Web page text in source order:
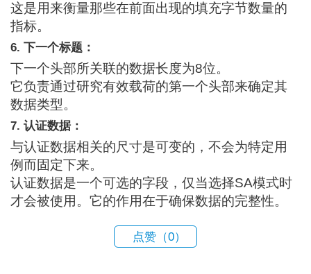
这是用来衡量那些在前面出现的填充字节数量的
指标。
6. 下一个标题：
下一个头部所关联的数据长度为8位。
它负责通过研究有效载荷的第一个头部来确定其
数据类型。
7. 认证数据：
与认证数据相关的尺寸是可变的，不会为特定用
例而固定下来。
认证数据是一个可选的字段，仅当选择SA模式时
才会被使用。它的作用在于确保数据的完整性。
点赞（0）